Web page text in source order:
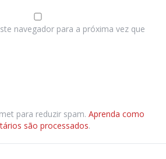
navegador para a próxima vez que
para reduzir spam. Aprenda como
são processados.